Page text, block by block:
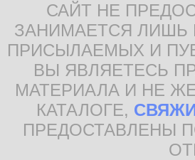
САЙТ НЕ
ЗАНИМАЕТСЯ ЛИШЬ
ПРИСЫЛАЕМЫХ И
ВЫ ЯВЛЯЕТЕСЬ
МАТЕРИАЛА И НЕ
КАТАЛОГЕ,
ПРЕДОСТАВЛЕНЫ